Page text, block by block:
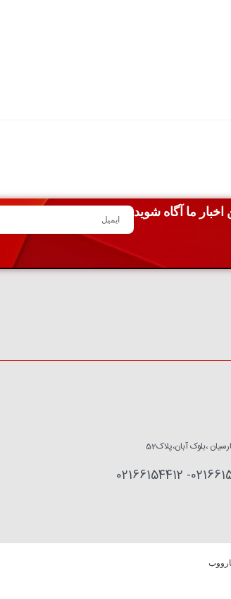
ما آگاه شوید
،بلوک آبان،پلاک52